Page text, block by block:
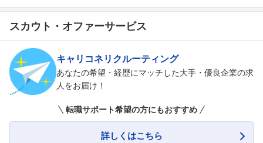
スカウト・オファーサービス
キャリコネリクルーティング
あなたの希望・経歴にマッチした大手・優良企業の求
人をお届け！
転職サポート希望の方にもおすすめ
詳しくはこちら